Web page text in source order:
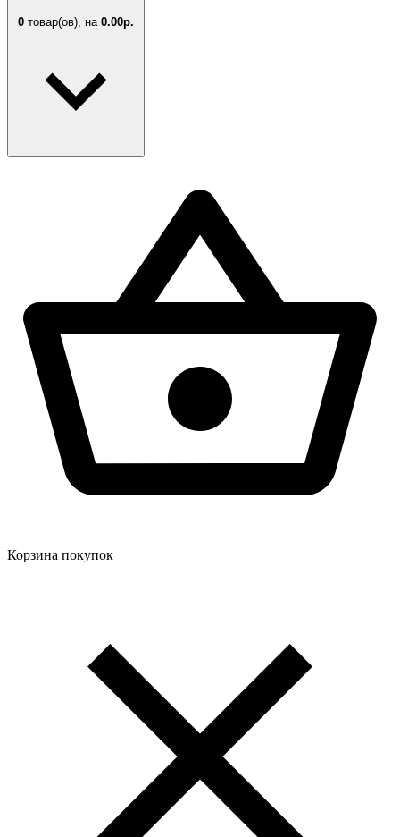
0 товар(ов), на 0.00р.
Корзина покупок